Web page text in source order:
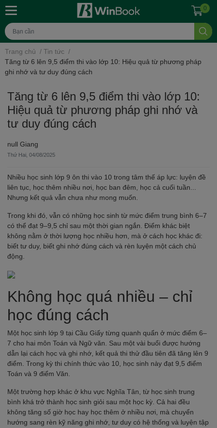
0
Trang chủ / Tin tức /
Tăng từ 6 lên 9,5 điểm thi vào lớp 10: Hiệu quả từ phương pháp
ghi nhớ và tư duy đúng cách
Tăng từ 6 lên 9,5 điểm thi vào lớp 10:
Hiệu quả từ phương pháp ghi nhớ và
tư duy đúng cách
null Giang
Thứ Hai, 04/08/2025
Nhiều học sinh lớp 9 ôn thi vào 10 trong tâm thế áp lực: luyện đề
liên tục, học thêm nhiều nơi, học ban đêm, học cả cuối tuần...
Nhưng kết quả vẫn chưa như mong muốn.
Trong khi đó, vẫn có những học sinh từ mức điểm trung bình 6–7
có thể đạt 9–9,5 chỉ sau một thời gian ngắn. Điểm khác biệt
không nằm ở thời lượng học nhiều hơn, mà ở cách học khác đi:
biết tư duy, biết ghi nhớ đúng cách và rèn luyện một cách chủ
động.
Không học quá nhiều – chỉ
học đúng cách
Một học sinh lớp 9 tại Cầu Giấy từng quanh quẩn ở mức điểm 6–
7 cho hai môn Toán và Ngữ văn. Sau một vài buổi được hướng
dẫn lại cách học và ghi nhớ, kết quả thi thử đầu tiên đã tăng lên 9
điểm. Trong kỳ thi chính thức vào 10, học sinh này đạt 9,5 điểm
Toán và 9 điểm Văn.
Một trường hợp khác ở khu vực Nghĩa Tân, từ học sinh trung
bình khá trở thành học sinh giỏi sau một học kỳ. Cả hai đều
không tăng số giờ học hay học thêm ở nhiều nơi, mà chuyển
hướng sang rèn kỹ năng ghi nhớ, tư duy có hệ thống và luyện tập